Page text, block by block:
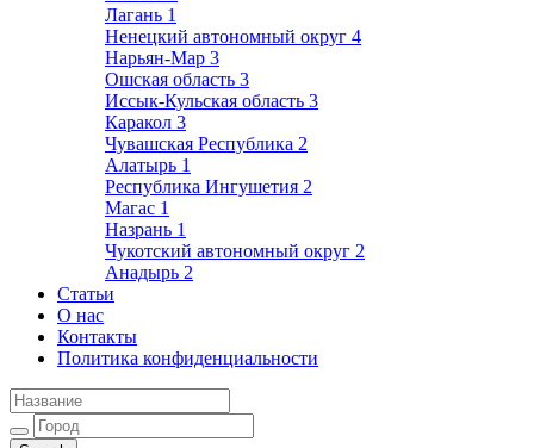
Лагань 1
Ненецкий автономный округ 4
Нарьян-Мар 3
Ошская область 3
Иссык-Кульская область 3
Каракол 3
Чувашская Республика 2
Алатырь 1
Республика Ингушетия 2
Магас 1
Назрань 1
Чукотский автономный округ 2
Анадырь 2
Статьи
О нас
Контакты
Политика конфиденциальности